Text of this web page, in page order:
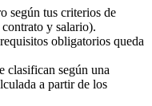
según tus criterios de
y salario).
obligatorios queda
clasifican según una
a partir de los